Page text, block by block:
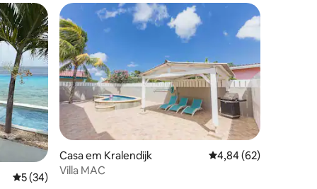
Classificação média de 5 em 5 estrelas, 34avaliações
5 (34)
Casa em Kralendijk Classificação média
4,84 (62)
Villa MAC